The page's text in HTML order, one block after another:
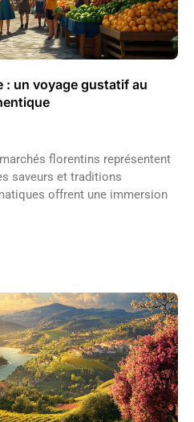
: un voyage gustatif au
florentins représentent
saveurs et traditions
offrent une immersion